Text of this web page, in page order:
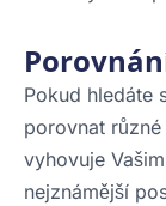
Pokud hledáte
porovnat
vyhovuje
nejznámější